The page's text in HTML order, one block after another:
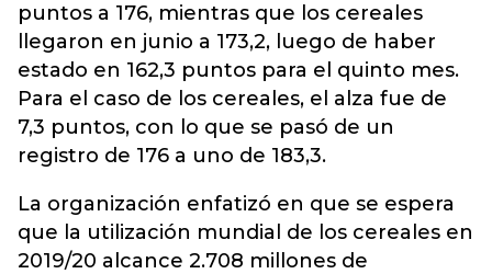
puntos a 176, mientras que los cereales
llegaron en junio a 173,2, luego de haber
estado en 162,3 puntos para el quinto mes.
Para el caso de los cereales, el alza fue de
7,3 puntos, con lo que se pasó de un
registro de 176 a uno de 183,3.
La organización enfatizó en que se espera
que la utilización mundial de los cereales en
2019/20 alcance 2.708 millones de